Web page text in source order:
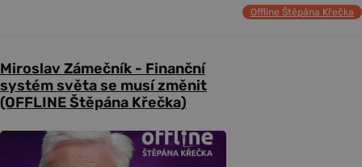
Offline Štěpána Křečka
Miroslav Zámečník - Finanční
systém světa se musí změnit
(OFFLINE Štěpána Křečka)